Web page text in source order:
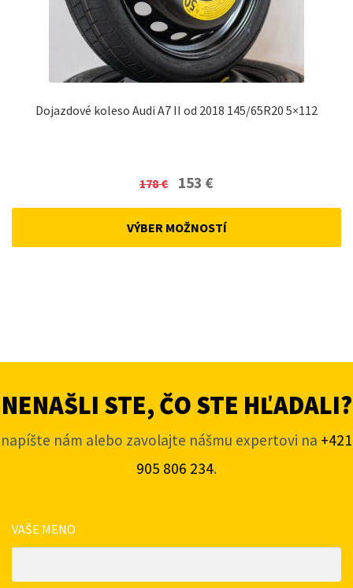
Dojazdové koleso Audi A7 II od 2018 145/65R20 5×112
178€
Original
was:
153 €Current
VÝBER MOŽNOSTÍ
NENAŠLI STE, ČO STE HĽADALI?
napíšte nám alebo zavolajte nášmu expertovi na +421
905 806 234.
VAŠE MENO